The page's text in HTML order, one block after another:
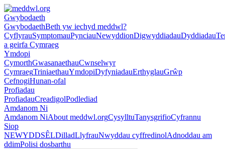
Gwybodaeth
GwybodaethBeth yw iechyd meddwl?
CyflyrauSymptomauPynciauNewyddionDigwyddiadauDyddiadau
a geirfa Cymraeg
Ymdopi
CymorthGwasanaethauCwnselwyr
CymraegTriniaethauYmdopiDyfyniadauErthyglauGrŵp
CefnogiHunan-ofal
Profiadau
ProfiadauCreadigolPodlediad
Amdanom Ni
Amdanom NiAbout meddwl.orgCysylltuTanysgrifioCyfrannu
Siop
NEWYDDSÊLDilladLlyfrauNwyddau cyffredinolAdnoddau am
ddimPolisi dosbarthu